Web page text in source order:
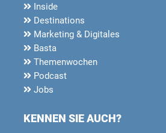
Inside
Destinations
Marketing & Digitales
Basta
Themenwochen
Podcast
Jobs
KENNEN SIE AUCH?